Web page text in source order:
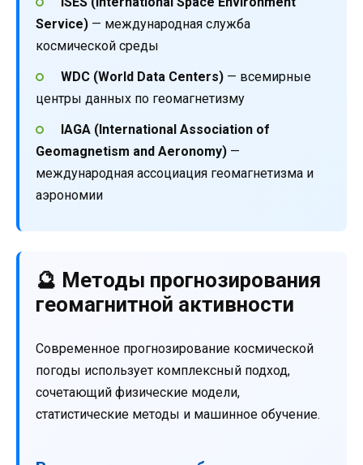
Service) — международная служба
космической среды
WDC (World Data Centers)— всемирные
центры данных по геомагнетизму
IAGA (International Association of
Geomagnetism and Aeronomy) —
международная ассоциация геомагнетизма и
аэрономии
🔮 Методы прогнозирования
геомагнитной активности
Современное прогнозирование космической
погоды использует комплексный подход,
сочетающий физические модели,
статистические методы и машинное обучение.